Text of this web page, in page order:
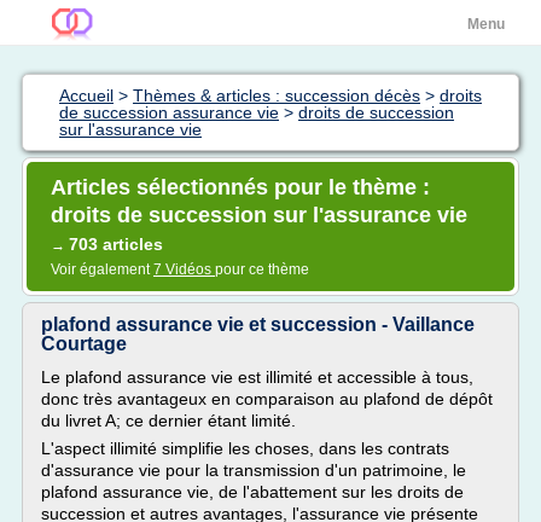
Menu
Accueil > Thèmes & articles : succession décès > droits
de succession assurance vie > droits de succession
sur l'assurance vie
Articles sélectionnés pour le thème :
droits de succession sur l'assurance vie
→ 703 articles
Voir également7 Vidéos pour ce thème
plafond assurance vie et succession - Vaillance
Courtage
Le plafond assurance vie est illimité et accessible à tous,
donc très avantageux en comparaison au plafond de dépôt
du livret A; ce dernier étant limité.
L'aspect illimité simplifie les choses, dans les contrats
d'assurance vie pour la transmission d'un patrimoine, le
plafond assurance vie, de l'abattement sur les droits de
succession et autres avantages, l'assurance vie présente